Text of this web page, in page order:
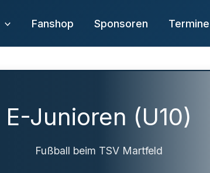
Fanshop Sponsoren Termine
E-Junioren (U10)
Fußball beim TSV Martfeld